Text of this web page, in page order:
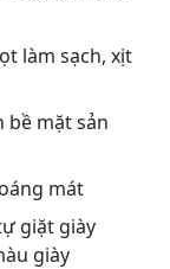
làm sạch, xịt
bề mặt sản
mát
giặt giày
giày